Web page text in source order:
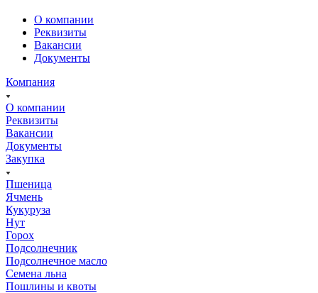
О компании
Реквизиты
Вакансии
Документы
Компания
О компании
Реквизиты
Вакансии
Документы
Закупка
Пшеница
Ячмень
Кукуруза
Нут
Горох
Подсолнечник
Подсолнечное масло
Семена льна
Пошлины и квоты